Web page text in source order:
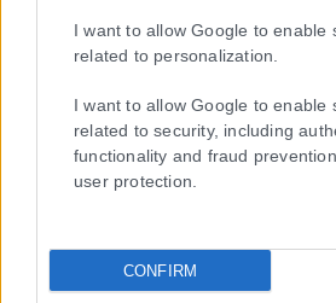
I want to allow Google to enable
related to personalization.
I want to allow Google to enable
related to security, including
functionality and fraud
user protection.
CONFIRM